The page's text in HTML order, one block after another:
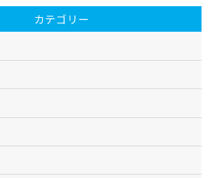
カテゴリー